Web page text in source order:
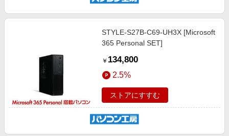
STYLE-S27B-C69-UH3X [Microsoft
365 Personal SET]
￥ 134,800
2.5%
ストアにすすむ